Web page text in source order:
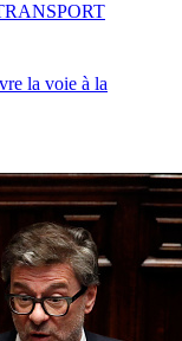
la voie à la